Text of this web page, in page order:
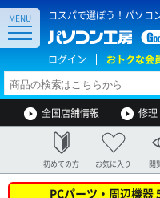
コスパで選ぼう！パソコ
ログイン おトクな会
MENU
全国店舗情報 修理
初めての方 お気に入り 閲
PCパーツ・周辺機器